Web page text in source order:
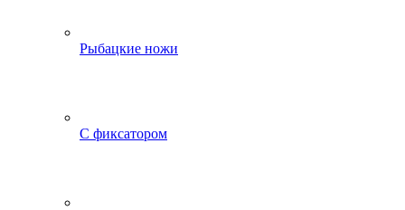
Рыбацкие ножи
С фиксатором